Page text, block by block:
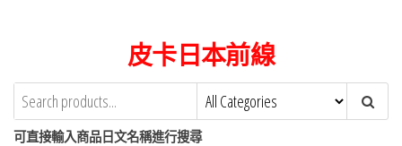
content
皮卡日本前線
可直接輸入商品日文名稱進行搜尋